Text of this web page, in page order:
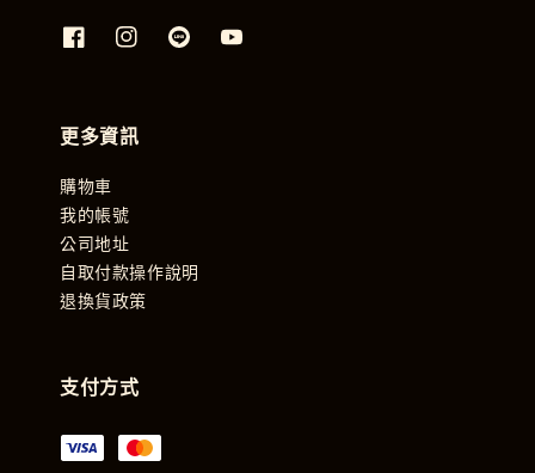
更多資訊
購物車
我的帳號
公司地址
自取付款操作說明
退換貨政策
支付方式